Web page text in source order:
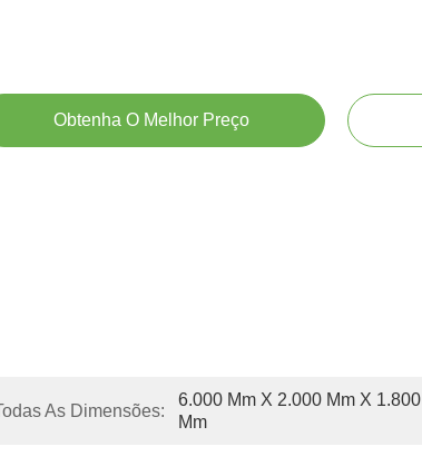
Obtenha O Melhor Preço
As Dimensões:
6.000 Mm X 2.000 Mm X 1.800
Mm